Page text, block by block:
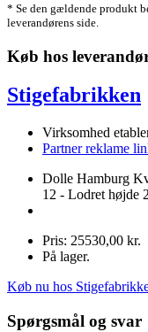
* Se den gældende produkt
leverandørens side.
Køb hos
Stigefabrikken
Virksomhed
Partner reklame
Dolle Hamburg
12 - Lodret højde
Pris: 25530,00 kr.
På lager.
Køb nu hos
Spørgsmål og svar